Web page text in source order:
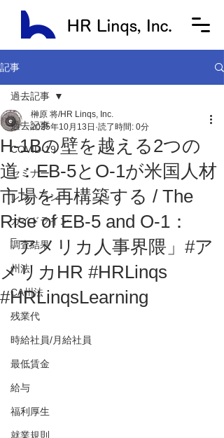
記事
過去記事
COVID-19
セミナー
レストラン
ガイドライン
調査結果
州法
CA州法
残業代
時給社員/月給社員
最低賃金
給与
福利厚生
就業規則
過去記事
H-1Bの壁を越える2つの
道：EB-5とO-1が米国人材
市場を再構築する / The
Rise of EB-5 and O-1：
「アメリカ人事界隈」#ア
メリカHR #HRLinqs
#HRLinqsLearning
榊原 将/HR Linqs, Inc.
2025年10月13日 読了時間: 0分